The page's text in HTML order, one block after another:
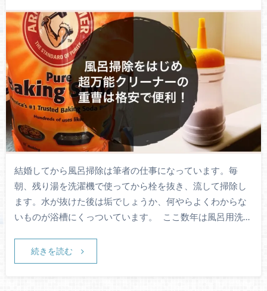
結婚してから風呂掃除は筆者の仕事になっています。毎
朝、残り湯を洗濯機で使ってから栓を抜き、流して掃除し
ます。水が抜けた後は垢でしょうか、何やらよくわからな
いものが浴槽にくっついています。 ここ数年は風呂用洗…
続きを読む